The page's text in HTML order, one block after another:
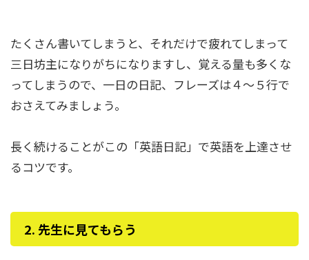
たくさん書いてしまうと、それだけで疲れてしまって
三日坊主になりがちになりますし、覚える量も多くな
ってしまうので、一日の日記、フレーズは４〜５行で
おさえてみましょう。
長く続けることがこの「英語日記」で英語を上達させ
るコツです。
2. 先生に見てもらう